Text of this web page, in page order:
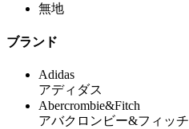
無地
ブランド
Adidas
アディダス
Abercrombie&Fitch
アバクロンビー&フィッチ